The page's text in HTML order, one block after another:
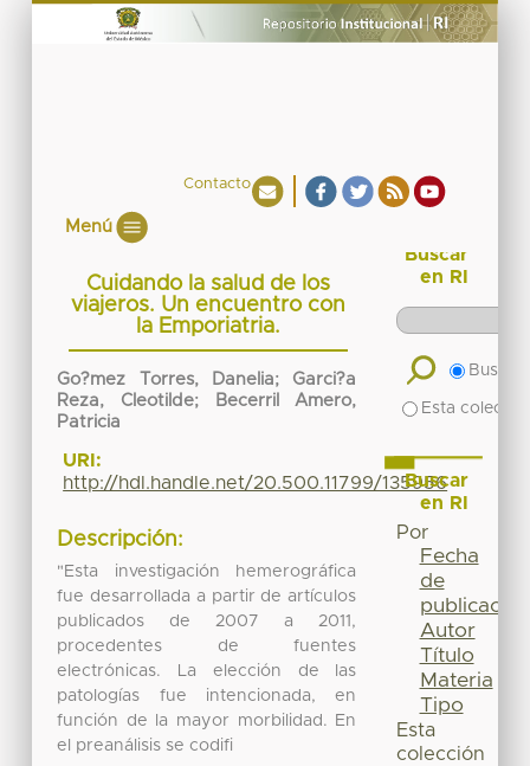
Contacto
Menú
Cuidando la salud de los
viajeros. Un encuentro con
la Emporiatria.
Go?mez Torres, Danelia; Garci?a
Reza, Cleotilde; Becerril Amero,
Patricia
URI:
http://hdl.handle.net/20.500.11799/135956
Descripción:
"Esta investigación hemerográfica
fue desarrollada a partir de artículos
publicados de 2007 a 2011,
procedentes de fuentes
electrónicas. La elección de las
patologías fue intencionada, en
función de la mayor morbilidad. En
el preanálisis se codifi
Buscar
en RI
Buscar
Esta
Buscar
en RI
Por
Fecha
de
publicación
Autor
Título
Materia
Tipo
Esta
colección